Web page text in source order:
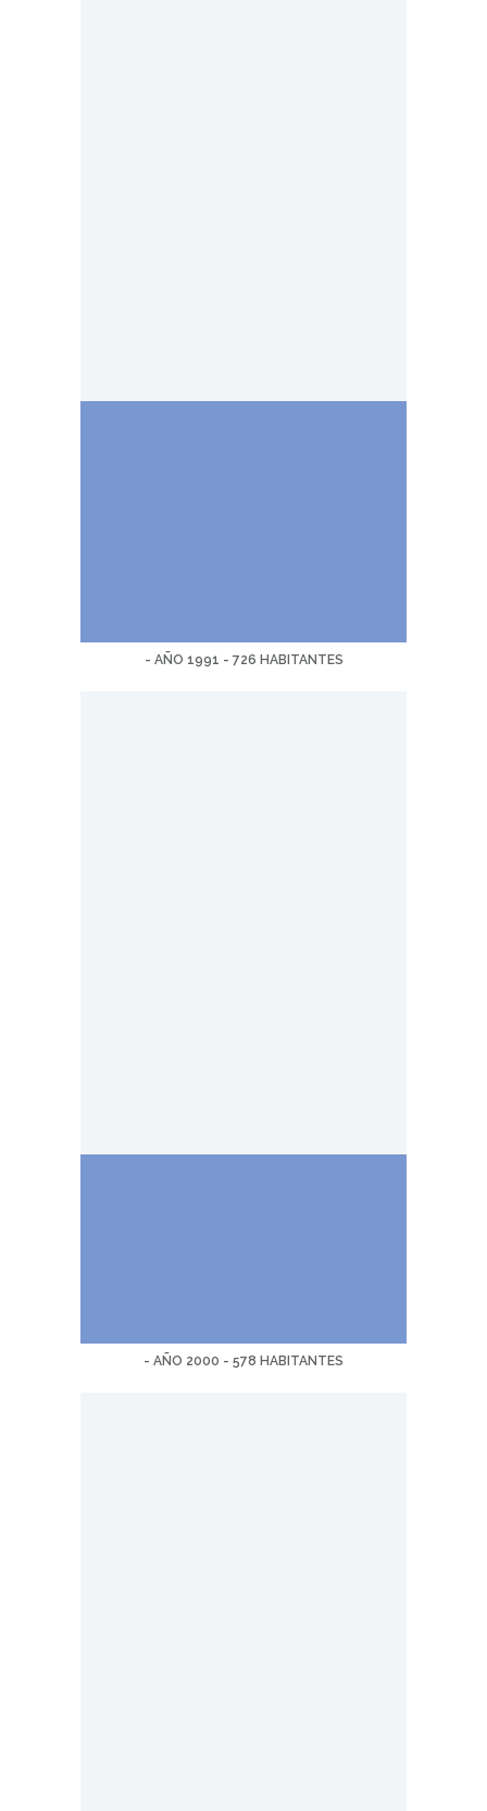
- AÑO 1991 - 726 HABITANTES
- AÑO 2000 - 578 HABITANTES